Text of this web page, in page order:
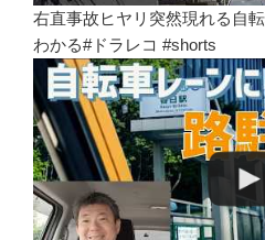
右直事故ヒヤリ突然現れる自
わかる#ドラレコ #shorts